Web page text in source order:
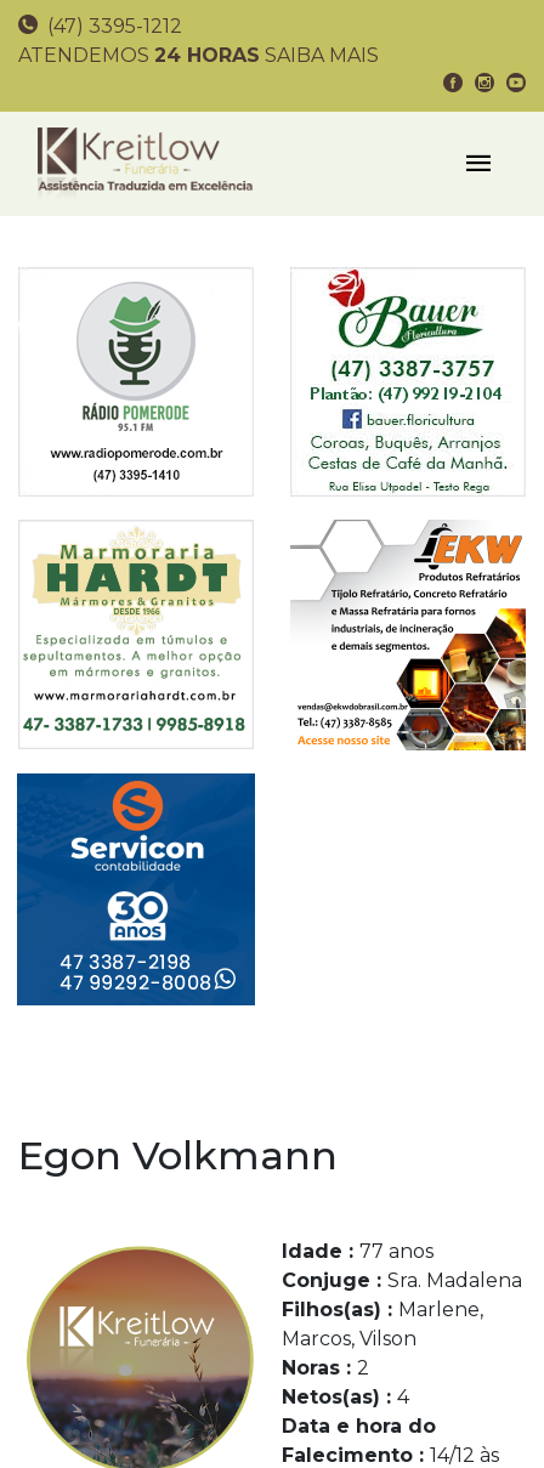
(47) 3395-1212
ATENDEMOS 24 HORAS SAIBA MAIS
Egon Volkmann
Idade : 77 anos
Conjuge : Sra. Madalena
Filhos(as) : Marlene,
Marcos, Vilson
Noras : 2
Netos(as) : 4
Data e hora do
Falecimento : 14/12 às